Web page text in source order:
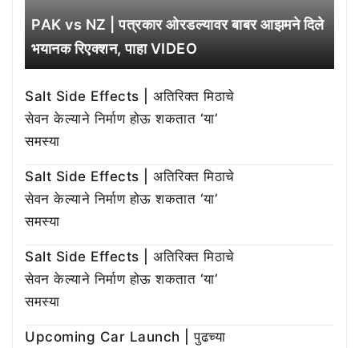
PAK vs NZ | पत्रकार ओरडल्यावर बाबर आझमने दिले
भयानक रिएक्शन, पाहा VIDEO
Salt Side Effects | अतिरिक्त मिठाचे
सेवन केल्याने निर्माण होऊ शकतात ‘या’
समस्या
Salt Side Effects | अतिरिक्त मिठाचे
सेवन केल्याने निर्माण होऊ शकतात ‘या’
समस्या
Salt Side Effects | अतिरिक्त मिठाचे
सेवन केल्याने निर्माण होऊ शकतात ‘या’
समस्या
Upcoming Car Launch | पुढच्या